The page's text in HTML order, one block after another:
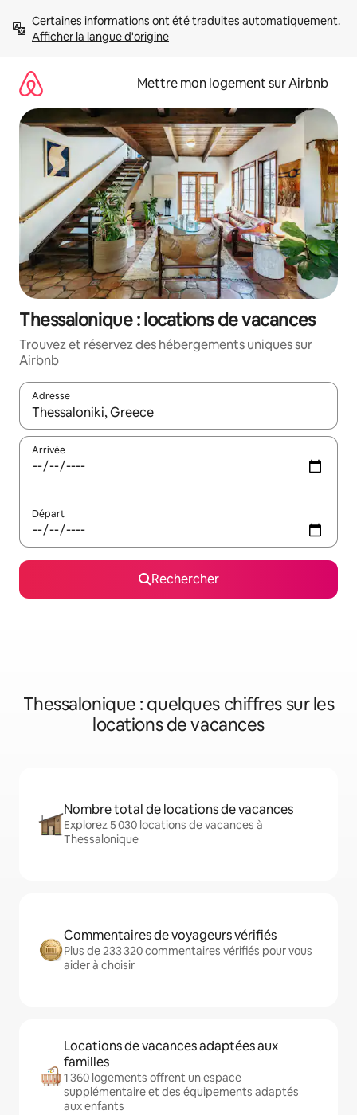
directement
Afficher la langue d'origine
Mettre mon logement sur Airbnb
Thessalonique : locations de vacances
Trouvez et réservez des hébergements uniques sur
Airbnb
Adresse
Lorsque les résultats s'affichent, utilisez les flèches vers le
Arrivée
Départ
Rechercher
Thessalonique : quelques chiffres sur les
locations de vacances
Nombre total de locations de vacances
Explorez 5 030 locations de vacances à
Thessalonique
Commentaires de voyageurs vérifiés
Plus de 233 320 commentaires vérifiés pour vous
aider à choisir
Locations de vacances adaptées aux
familles
1 360 logements offrent un espace
supplémentaire et des équipements adaptés
aux enfants